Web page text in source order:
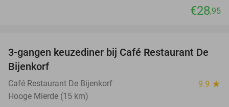
€28,95
30%
3-gangen keuzediner bij Café Restaurant De
Bijenkorf
Café Restaurant De Bijenkorf 9.9 star
Hooge Mierde (15 km)